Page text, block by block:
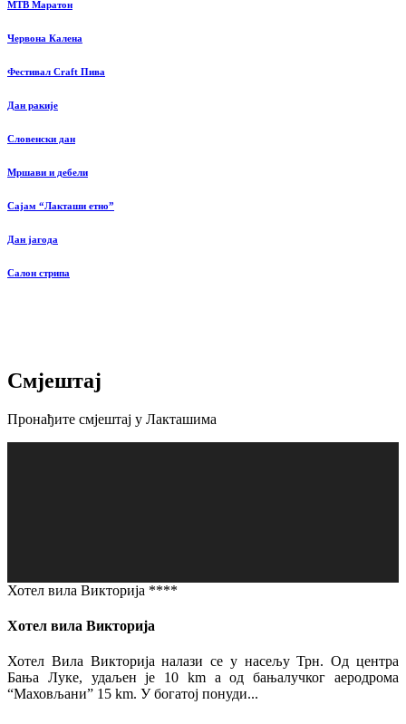
MTB Маратон
Червона Калена
Фестивал Craft Пива
Дан ракије
Словенски дан
Мршави и дебели
Сајам “Лакташи етно”
Дан јагода
Салон стрипа
Смјештај
Пронађите смјештај у Лакташима
Хотел вила Викторија ****
Хотел вила Викторија
Хотел Вила Викторија налази се у насељу Трн. Од центра
Бања Луке, удаљен је 10 km а од бањалучког аеродрома
“Маховљани” 15 km. У богатој понуди...